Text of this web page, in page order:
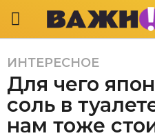
6
л
е
т
a
ИНТЕРЕСНОЕ
Для чего
соль в
нам тоже